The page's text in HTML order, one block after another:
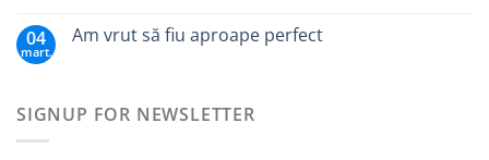
04
mart.
Am vrut să fiu aproape perfect
SIGNUP FOR NEWSLETTER